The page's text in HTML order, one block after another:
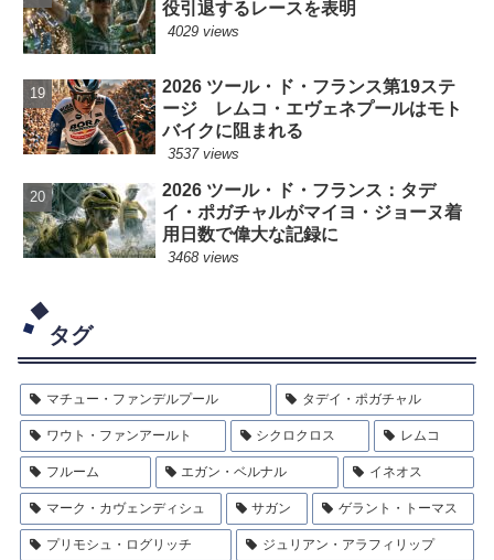
役引退するレースを表明
4029 views
2026 ツール・ド・フランス第19ステ
ージ レムコ・エヴェネプールはモト
バイクに阻まれる
3537 views
2026 ツール・ド・フランス：タデ
イ・ポガチャルがマイヨ・ジョーヌ着
用日数で偉大な記録に
3468 views
タグ
マチュー・ファンデルプール タデイ・ポガチャル
ワウト・ファンアールト シクロクロス レムコ
フルーム エガン・ベルナル イネオス
マーク・カヴェンディシュ サガン ゲラント・トーマス
プリモシュ・ログリッチ ジュリアン・アラフィリップ